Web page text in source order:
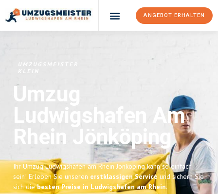
ANGEBOT ERHALTEN
UMZUGSMEISTER
KLEIN
Umzug
Ludwigshafen Am
Rhein Jönköping
Ihr Umzug Ludwigshafen am Rhein Jönköping kann so einfach
sein! Erleben Sie unseren erstklassigen Service und sichern Sie
sich diebesten Preise in Ludwigshafen am Rhein.